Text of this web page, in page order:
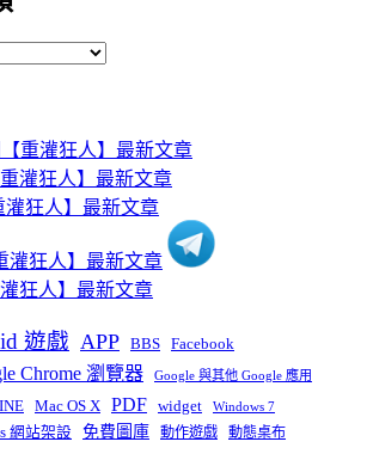
遊戲 APP BBS Facebook
Chrome 瀏覽器 Google 與其他 Google 應用
Mac OS X PDF widget Windows 7
網站架設 免費圖庫 動作遊戲 動態桌布